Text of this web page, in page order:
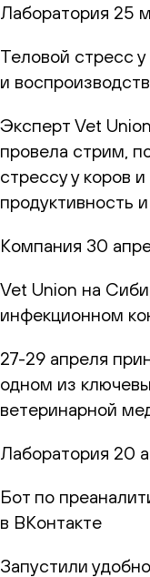
Лаборатория 25
Теловой стресс у
и
Эксперт Vet
провела стрим,
стрессу у коров
продуктивность
Компания 30
Vet Union на
инфекционном
27-29 апреля
одном из
ветеринарной
Лаборатория 20
Бот по
в ВКонтакте
Запустили